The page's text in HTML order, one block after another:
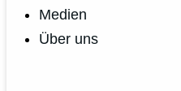
Medien
Über uns